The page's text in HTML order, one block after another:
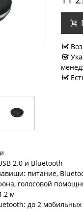
2.0 и Bluetooth
питание,
голосовой
м
до 2 мобильных